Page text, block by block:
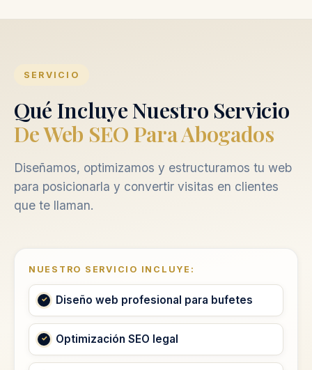
SERVICIO
Qué Incluye Nuestro Servicio
De Web SEO Para Abogados
Diseñamos, optimizamos y estructuramos tu web
para posicionarla y convertir visitas en clientes
que te llaman.
NUESTRO SERVICIO INCLUYE:
Diseño web profesional para bufetes
Optimización SEO legal